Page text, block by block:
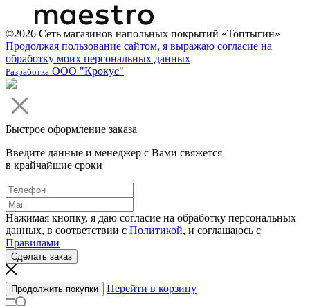
©2026 Сеть магазинов напольных покрытий «Топтыгин»
Продолжая пользование сайтом, я выражаю согласие на
обработку моих персональных данных
Разработка ООО "Крокус"
Быстрое оформление заказа
Введите данные и менеджер с Вами свяжется
в крайчайшие сроки
Нажимая кнопку, я даю согласие на обработку персональных
данных, в соответствии с Политикой, и соглашаюсь с
Правилами
Сделать заказ
Продолжить покупки Перейти в корзину